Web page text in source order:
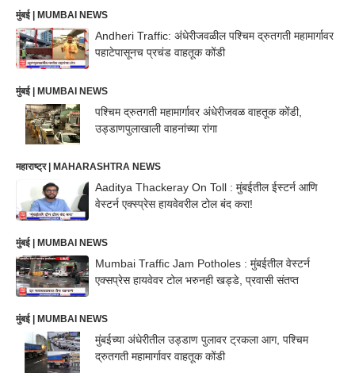
मुंबई | MUMBAI NEWS
Andheri Traffic: अंधेरीजवळील पश्चिम द्रुतगती महामार्गावर
पहाटेपासूनच प्रचंड वाहतूक कोंडी
मुंबई | MUMBAI NEWS
पश्चिम द्रुतगती महामार्गावर अंधेरीजवळ वाहतूक कोंडी,
उड्डाणपुलाखाली वाहनांच्या रांगा
महाराष्ट्र | MAHARASHTRA NEWS
Aaditya Thackeray On Toll : मुंबईतील ईस्टर्न आणि
वेस्टर्न एक्स्प्रेस हायवेवरील टोल बंद करा!
मुंबई | MUMBAI NEWS
Mumbai Traffic Jam Potholes : मुंबईतील वेस्टर्न
एक्सप्रेस हायवेवर टोल भरुनही खड्डे, प्रवासी संतप्त
मुंबई | MUMBAI NEWS
मुंबईच्या अंधेरीतील उड्डाण पुलावर ट्रकला आग, पश्चिम
द्रुतगती महामार्गावर वाहतूक कोंडी